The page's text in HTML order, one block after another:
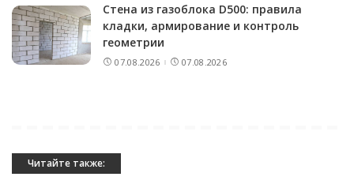
Стена из газоблока D500: правила
кладки, армирование и контроль
геометрии
07.08.2026 07.08.2026
Читайте также: